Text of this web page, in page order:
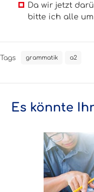
Da wir jetzt
bitte ich alle um
Tags grammatik a2
Es könnte